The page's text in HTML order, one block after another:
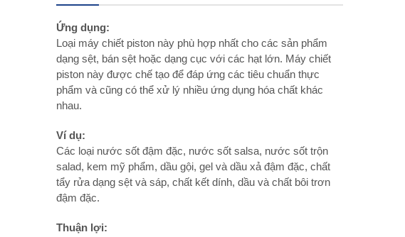
Ứng dụng:
Loại máy chiết piston này phù hợp nhất cho các sản phẩm
dạng sệt, bán sệt hoặc dạng cục với các hạt lớn. Máy chiết
piston này được chế tạo để đáp ứng các tiêu chuẩn thực
phẩm và cũng có thể xử lý nhiều ứng dụng hóa chất khác
nhau.
Ví dụ:
Các loại nước sốt đậm đặc, nước sốt salsa, nước sốt trộn
salad, kem mỹ phẩm, dầu gội, gel và dầu xả đậm đặc, chất
tẩy rửa dạng sệt và sáp, chất kết dính, dầu và chất bôi trơn
đậm đặc.
Thuận lợi: